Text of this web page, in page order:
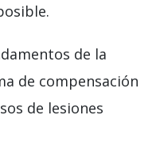
de la
de compensación
de lesiones